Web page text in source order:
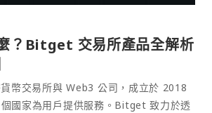
？Bitget 交易所產品全解析
幣交易所與 Web3 公司，成立於 2018
國家為用戶提供服務。Bitget 致力於透